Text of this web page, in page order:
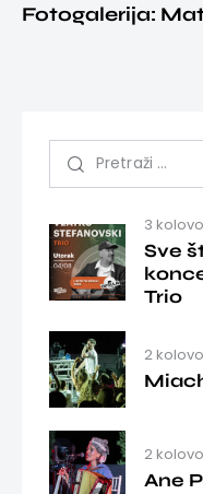
Fotogalerija:
3
Sve
Trio
2
2
Ane